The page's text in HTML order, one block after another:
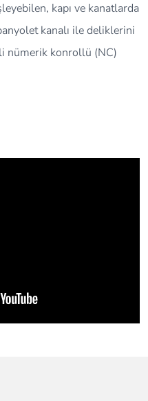
kapı ve kanatlarda
kanalı ile deliklerini
nümerik konrollü (NC)